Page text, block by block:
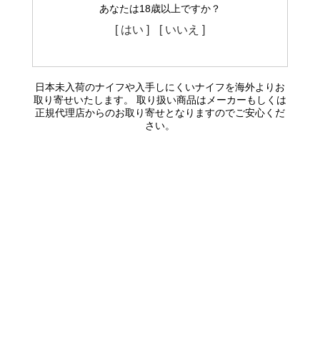
あなたは18歳以上ですか？
[ はい ] [ いいえ ]
日本未入荷のナイフや入手しにくいナイフを海外よりお
取り寄せいたします。 取り扱い商品はメーカーもしくは
正規代理店からのお取り寄せとなりますのでご安心くだ
さい。